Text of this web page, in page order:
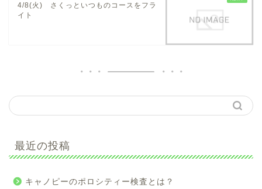
4/8(火) さくっといつものコースをフラ
イト
最近の投稿
キャノピーのポロシティー検査とは？